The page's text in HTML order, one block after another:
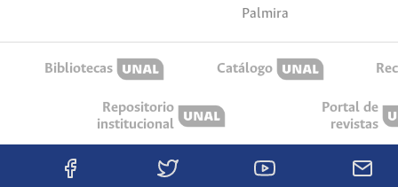
Palmira
Bibliotecas Catálogo
Repositorio
institucional
Portal de
revistas